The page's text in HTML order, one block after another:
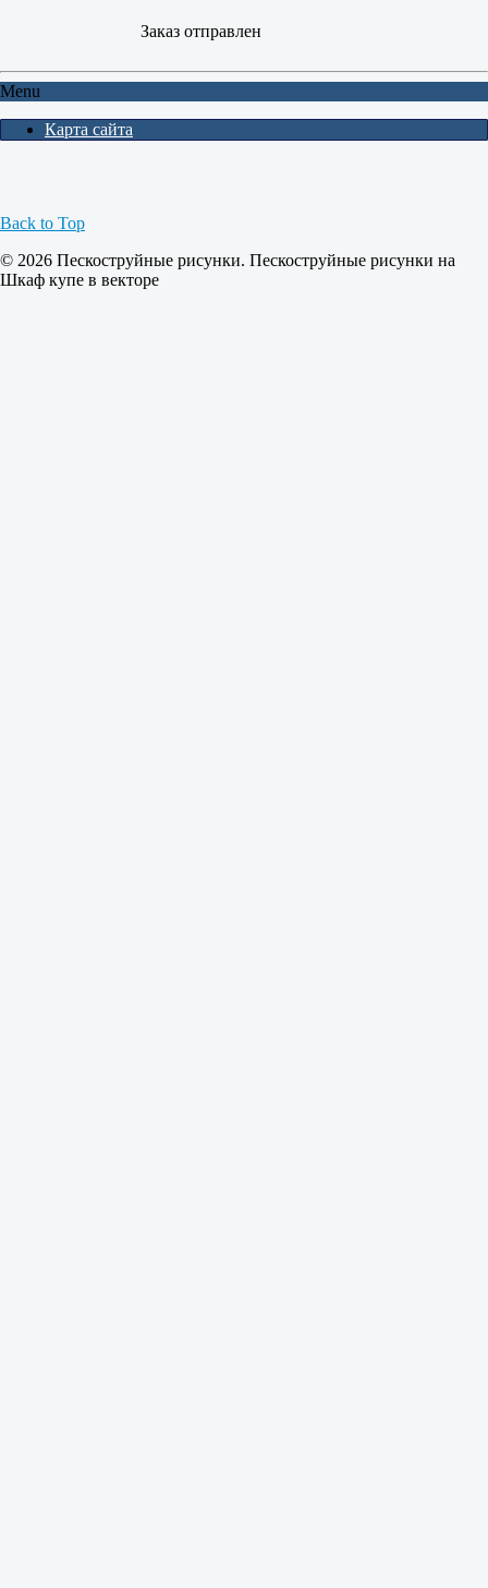
Заказ отправлен
Menu
Карта сайта
Back to Top
© 2026 Пескоструйные рисунки. Пескоструйные рисунки на
Шкаф купе в векторе